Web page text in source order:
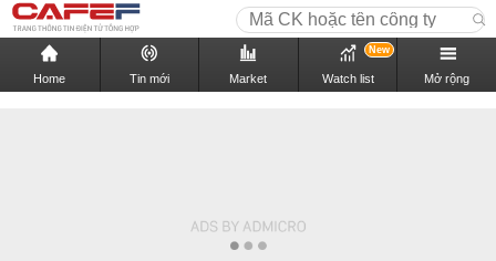
Home Tin mới Market Watch list
New
Mở rộng